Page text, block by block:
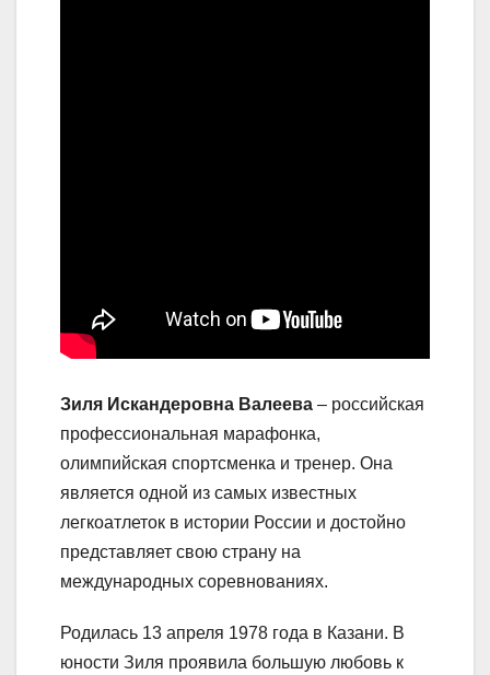
Зиля Искандеровна Валеева – российская
профессиональная марафонка,
олимпийская спортсменка и тренер. Она
является одной из самых известных
легкоатлеток в истории России и достойно
представляет свою страну на
международных соревнованиях.
Родилась 13 апреля 1978 года в Казани. В
юности Зиля проявила большую любовь к